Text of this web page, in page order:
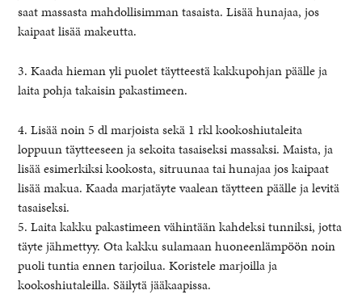
saat massasta mahdollisimman tasaista. Lisää hunajaa, jos
kaipaat lisää makeutta.
3. Kaada hieman yli puolet täytteestä kakkupohjan päälle ja
laita pohja takaisin pakastimeen.
4. Lisää noin 5 dl marjoista sekä 1 rkl kookoshiutaleita
loppuun täytteeseen ja sekoita tasaiseksi massaksi. Maista, ja
lisää esimerkiksi kookosta, sitruunaa tai hunajaa jos kaipaat
lisää makua. Kaada marjatäyte vaalean täytteen päälle ja levitä
tasaiseksi.
5. Laita kakku pakastimeen vähintään kahdeksi tunniksi, jotta
täyte jähmettyy. Ota kakku sulamaan huoneenlämpöön noin
puoli tuntia ennen tarjoilua. Koristele marjoilla ja
kookoshiutaleilla. Säilytä jääkaapissa.